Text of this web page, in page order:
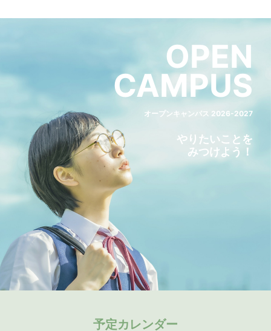
OPEN
CAMPUS
オープンキャンパス 2026-2027
やりたいことを
みつけよう！
予定カレンダー